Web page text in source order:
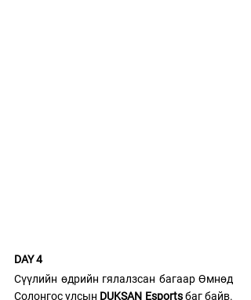
DAY 4
Сүүлийн өдрийн гялалзсан багаар Өмнөд
Солонгос улсын DUKSAN Esports баг байв.